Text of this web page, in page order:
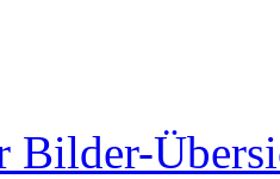
Bilder-